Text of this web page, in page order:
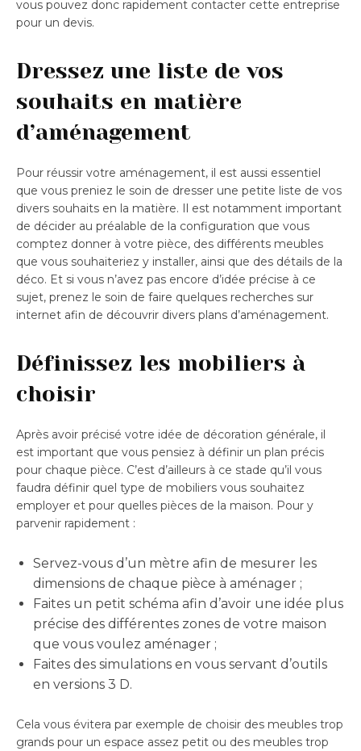
vous pouvez donc rapidement contacter cette entreprise
pour un devis.
Dressez une liste de vos
souhaits en matière
d’aménagement
Pour réussir votre aménagement, il est aussi essentiel
que vous preniez le soin de dresser une petite liste de vos
divers souhaits en la matière. Il est notamment important
de décider au préalable de la configuration que vous
comptez donner à votre pièce, des différents meubles
que vous souhaiteriez y installer, ainsi que des détails de la
déco. Et si vous n’avez pas encore d’idée précise à ce
sujet, prenez le soin de faire quelques recherches sur
internet afin de découvrir divers plans d’aménagement.
Définissez les mobiliers à
choisir
Après avoir précisé votre idée de décoration générale, il
est important que vous pensiez à définir un plan précis
pour chaque pièce. C’est d’ailleurs à ce stade qu’il vous
faudra définir quel type de mobiliers vous souhaitez
employer et pour quelles pièces de la maison. Pour y
parvenir rapidement :
Servez-vous d’un mètre afin de mesurer les
dimensions de chaque pièce à aménager ;
Faites un petit schéma afin d’avoir une idée plus
précise des différentes zones de votre maison
que vous voulez aménager ;
Faites des simulations en vous servant d’outils
en versions 3 D.
Cela vous évitera par exemple de choisir des meubles trop
grands pour un espace assez petit ou des meubles trop